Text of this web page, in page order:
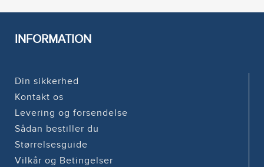
INFORMATION
Din sikkerhed
Kontakt os
Levering og forsendelse
Sådan bestiller du
Størrelsesguide
Vilkår og Betingelser